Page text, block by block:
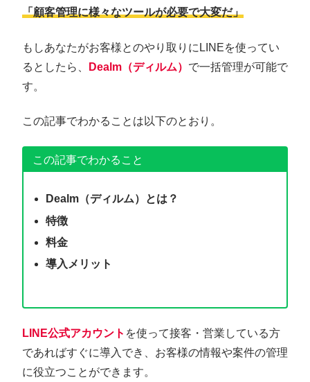
「顧客管理に様々なツールが必要で大変だ」
もしあなたがお客様とのやり取りにLINEを使ってい
るとしたら、
Dealm（ディルム） で一括管理が可能で
す。
この記事でわかることは以下のとおり。
この記事でわかること
Dealm（ディルム）とは？
特徴
料金
導入メリット
LINE公式アカウント を使って接客・営業している方
であればすぐに導入でき、お客様の情報や案件の管理
に役立つことができます。